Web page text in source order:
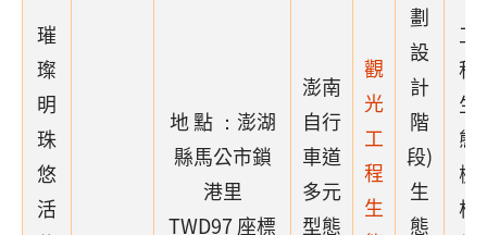
璀
璨
明
珠
悠
活
地 點 ：澎湖
縣馬公市鎖
港里
TWD97 座標
澎南
自行
車道
多元
型態
觀
光
工
程
生
劃
設
計
階
段)
生
態
工
程
生
態
檢
核